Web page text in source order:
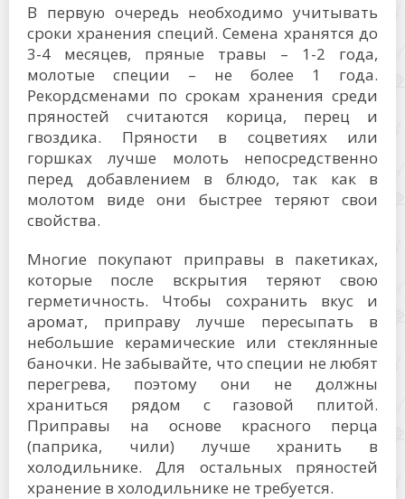
В первую очередь необходимо учитывать
сроки хранения специй. Семена хранятся до
3-4 месяцев, пряные травы – 1-2 года,
молотые специи – не более 1 года.
Рекордсменами по срокам хранения среди
пряностей считаются корица, перец и
гвоздика. Пряности в соцветиях или
горшках лучше молоть непосредственно
перед добавлением в блюдо, так как в
молотом виде они быстрее теряют свои
свойства.
Многие покупают приправы в пакетиках,
которые после вскрытия теряют свою
герметичность. Чтобы сохранить вкус и
аромат, приправу лучше пересыпать в
небольшие керамические или стеклянные
баночки. Не забывайте, что специи не любят
перегрева, поэтому они не должны
храниться рядом с газовой плитой.
Приправы на основе красного перца
(паприка, чили) лучше хранить в
холодильнике. Для остальных пряностей
хранение в холодильнике не требуется.